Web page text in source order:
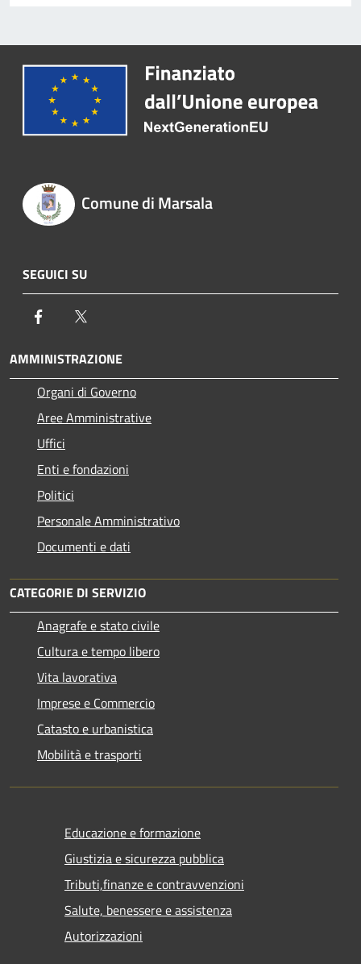
Comune di Marsala
SEGUICI SU
Facebook
AMMINISTRAZIONE
Organi di Governo
Aree Amministrative
Uffici
Enti e fondazioni
Politici
Personale Amministrativo
Documenti e dati
CATEGORIE DI SERVIZIO
Anagrafe e stato civile
Cultura e tempo libero
Vita lavorativa
Imprese e Commercio
Catasto e urbanistica
Mobilità e trasporti
Educazione e formazione
Giustizia e sicurezza pubblica
Tributi,finanze e contravvenzioni
Salute, benessere e assistenza
Autorizzazioni